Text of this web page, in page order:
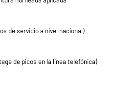
de servicio a nivel nacional)
de picos en la línea telefónica)